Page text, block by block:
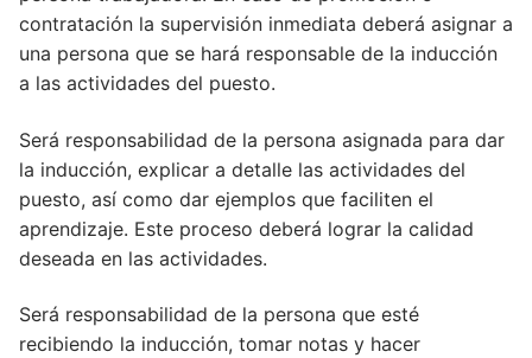
contratación la supervisión inmediata deberá asignar a
una persona que se hará responsable de la inducción
a las actividades del puesto.
Será responsabilidad de la persona asignada para dar
la inducción, explicar a detalle las actividades del
puesto, así como dar ejemplos que faciliten el
aprendizaje. Este proceso deberá lograr la calidad
deseada en las actividades.
Será responsabilidad de la persona que esté
recibiendo la inducción, tomar notas y hacer